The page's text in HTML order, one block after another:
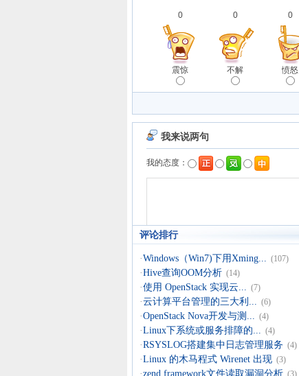
0
震惊
0
不解
0
愤怒
评论排行
·Windows（Win7)下用Xming... (107)
·Hive查询OOM分析 (14)
·使用 OpenStack 实现云... (7)
·云计算平台管理的三大利... (6)
·OpenStack Nova开发与测... (4)
·Linux下系统或服务排障的... (4)
·RSYSLOG搭建集中日志管理服务 (4)
·Linux 的木马程式 Wirenet 出现 (3)
·zend framework文件读取漏洞分析 (3)